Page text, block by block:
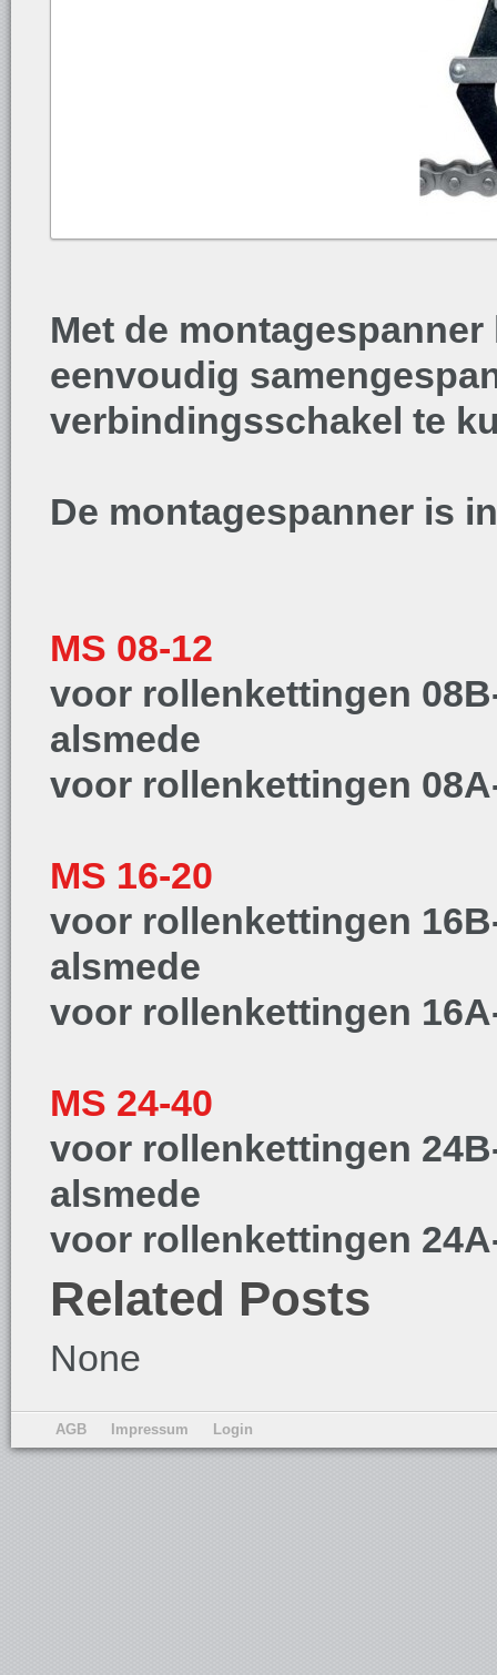
Met de
eenvoudig
verbindingsschakel te
De montagespanner is
MS 08-12
voor rollenkettingen
alsmede
voor rollenkettingen
MS 16-20
voor rollenkettingen
alsmede
voor rollenkettingen
MS 24-40
voor rollenkettingen
alsmede
voor rollenkettingen
Related Posts
None
AGB Impressum Login